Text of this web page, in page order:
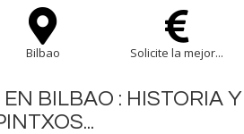
Bilbao Solicite la mejor...
BILBAO : HISTORIA Y